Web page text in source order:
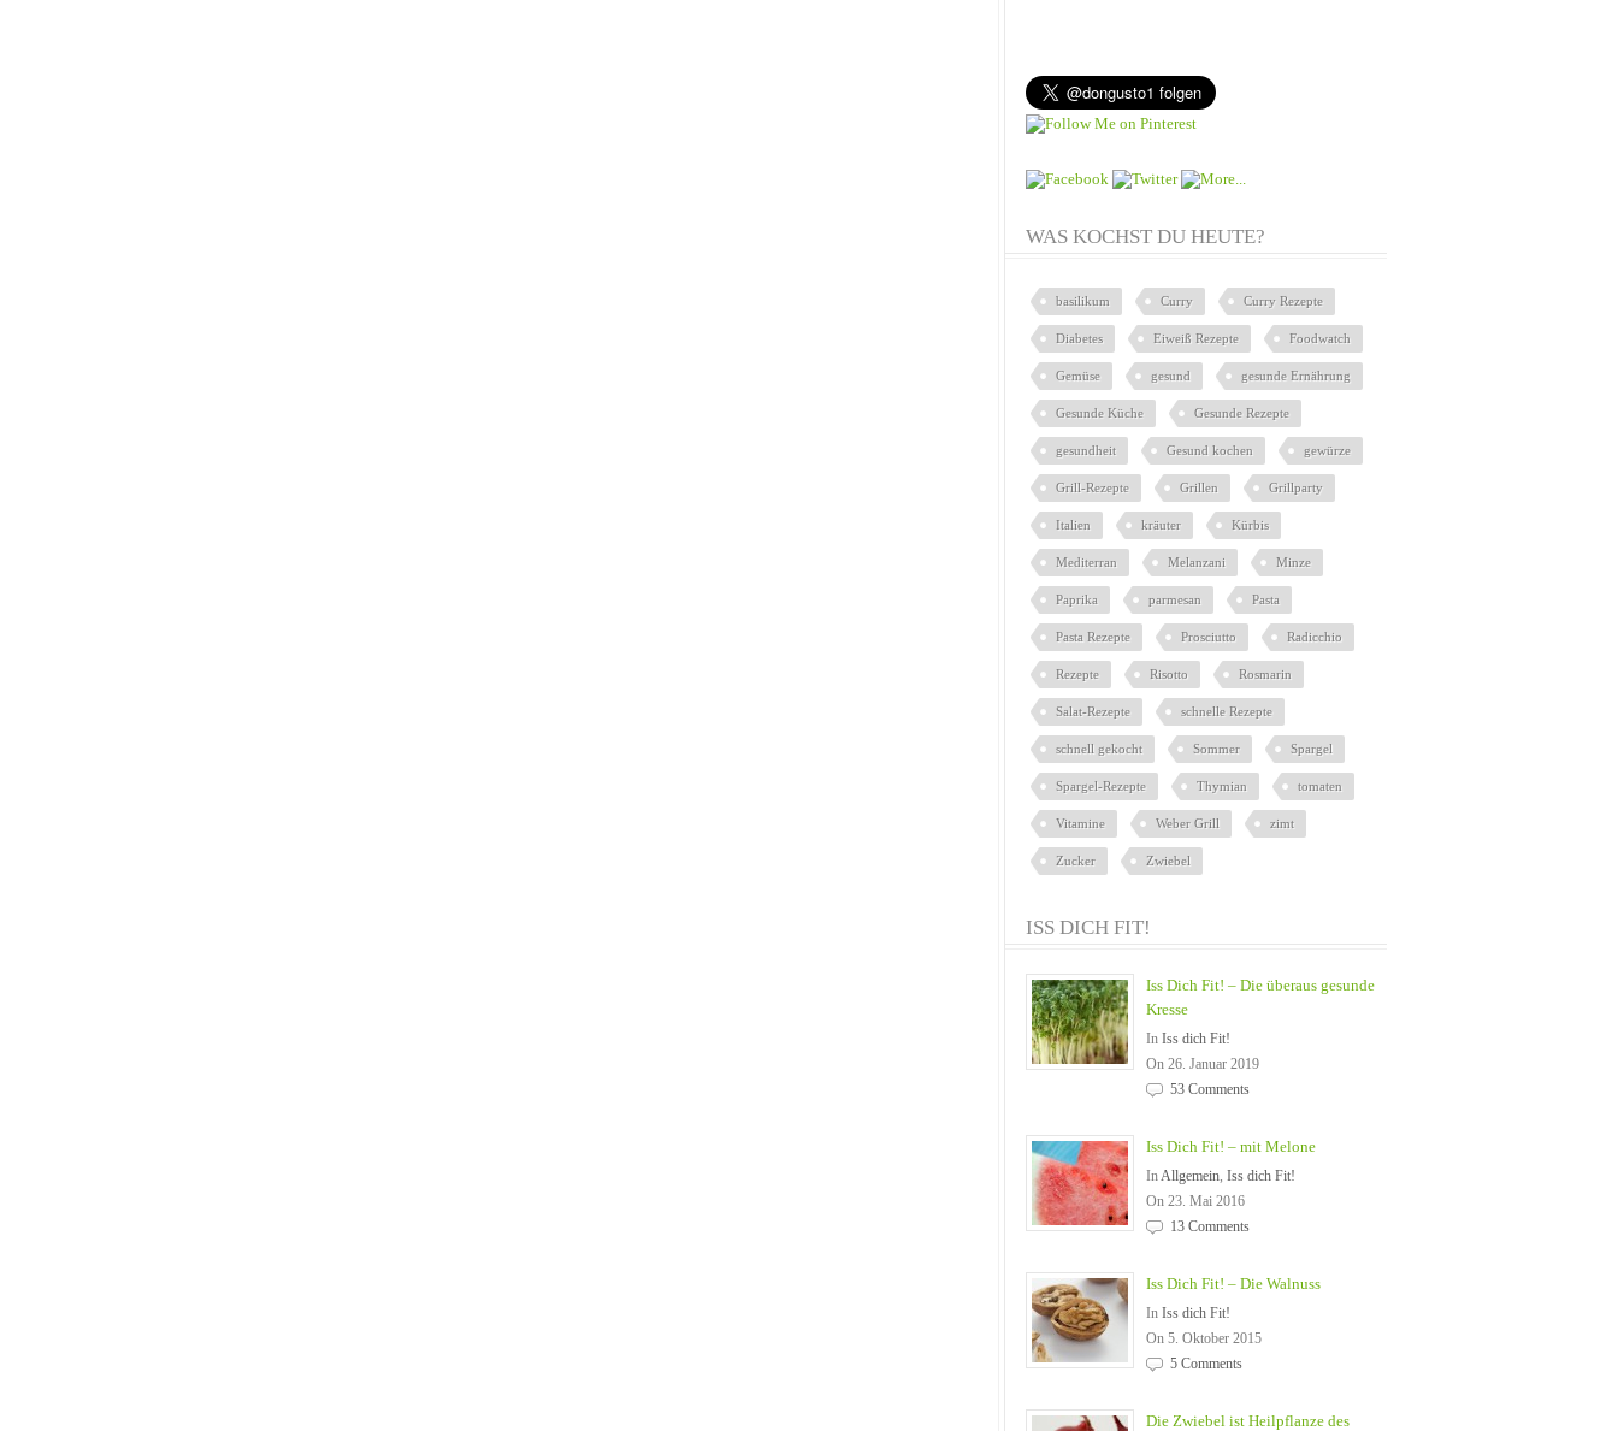
WAS KOCHST DU HEUTE?
basilikum Curry Curry Rezepte
Diabetes Eiweiß Rezepte Foodwatch
Gemüse gesund gesunde Ernährung
Gesunde Küche Gesunde Rezepte
gesundheit Gesund kochen gewürze
Grill-Rezepte Grillen Grillparty
Italien kräuter Kürbis
Mediterran Melanzani Minze
Paprika parmesan Pasta
Pasta Rezepte Prosciutto Radicchio
Rezepte Risotto Rosmarin
Salat-Rezepte schnelle Rezepte
schnell gekocht Sommer Spargel
Spargel-Rezepte Thymian tomaten
Vitamine Weber Grill zimt
Zucker Zwiebel
ISS DICH FIT!
Iss Dich Fit! – Die überaus gesunde
Kresse
In Iss dich Fit!
On 26. Januar 2019
53 Comments
Iss Dich Fit! – mit Melone
InAllgemein, Iss dich Fit!
On 23. Mai 2016
13 Comments
Iss Dich Fit! – Die Walnuss
In Iss dich Fit!
On 5. Oktober 2015
5 Comments
Die Zwiebel ist Heilpflanze des